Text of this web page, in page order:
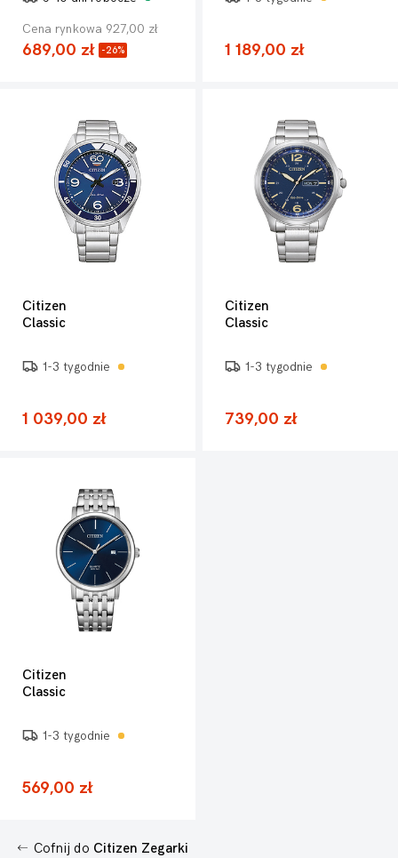
Cena rynkowa 927,00 zł
689,00 zł -26% 1 189,00 zł
Citizen
Classic
1-3 tygodnie
1 039,00 zł
Citizen
Classic
1-3 tygodnie
739,00 zł
Citizen
Classic
1-3 tygodnie
569,00 zł
Cofnij do Citizen Zegarki